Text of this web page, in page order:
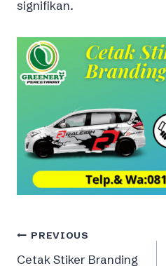
signifikan.
Post
PREVIOUS
Cetak Stiker Branding